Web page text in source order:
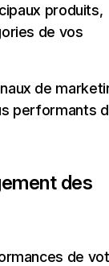
produits,
de vos
de
performants
des
de